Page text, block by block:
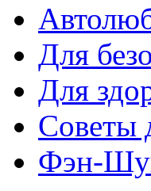
Для
Для
Советы
Фэн-